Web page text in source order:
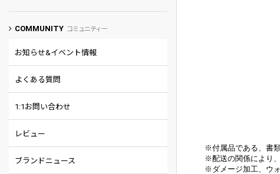
COMMUNITY コミュニティー
お知らせ&イベント情報
よくある質問
1:1お問い合わせ
レビュー
ブランドニュース
※付属品である、書
※配送の関係により
※ ダメージ加工、 ウ